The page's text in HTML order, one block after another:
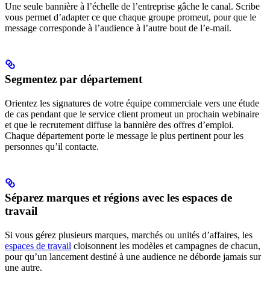
Une seule bannière à l’échelle de l’entreprise gâche le canal. Scribe
vous permet d’adapter ce que chaque groupe promeut, pour que le
message corresponde à l’audience à l’autre bout de l’e-mail.
Segmentez par département
Orientez les signatures de votre équipe commerciale vers une étude
de cas pendant que le service client promeut un prochain webinaire
et que le recrutement diffuse la bannière des offres d’emploi.
Chaque département porte le message le plus pertinent pour les
personnes qu’il contacte.
Séparez marques et régions avec les espaces de
travail
Si vous gérez plusieurs marques, marchés ou unités d’affaires, les
espaces de travail cloisonnent les modèles et campagnes de chacun,
pour qu’un lancement destiné à une audience ne déborde jamais sur
une autre.